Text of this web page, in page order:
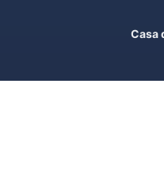
Casa